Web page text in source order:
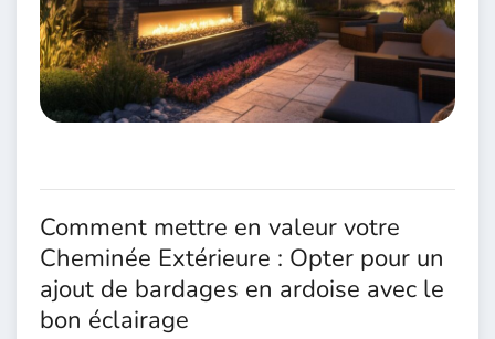
Comment mettre en valeur votre
Cheminée Extérieure : Opter pour un
ajout de bardages en ardoise avec le
bon éclairage